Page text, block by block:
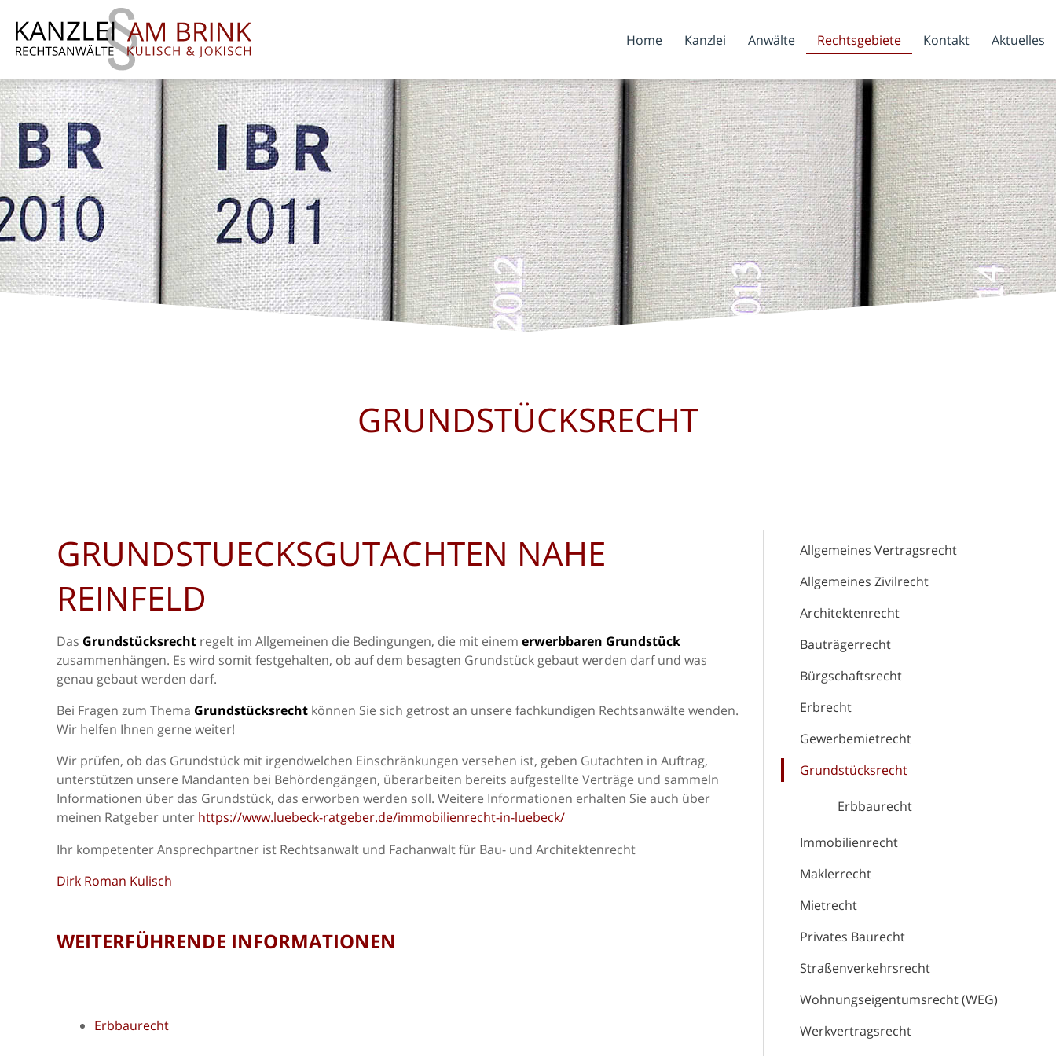
Home Kanzlei Anwälte Rechtsgebiete Kontakt Aktuelles
GRUNDSTÜCKSRECHT
Allgemeines Vertragsrecht
Allgemeines Zivilrecht
Architektenrecht
Bauträgerrecht
Bürgschaftsrecht
Erbrecht
Gewerbemietrecht
Grundstücksrecht
Erbbaurecht
Immobilienrecht
Maklerrecht
Mietrecht
Privates Baurecht
Straßenverkehrsrecht
Wohnungseigentumsrecht (WEG)
Werkvertragsrecht
GRUNDSTUECKSGUTACHTEN NAHE
REINFELD
Das Grundstücksrecht regelt im Allgemeinen die Bedingungen, die mit einem erwerbbaren Grundstück
zusammenhängen. Es wird somit festgehalten, ob auf dem besagten Grundstück gebaut werden darf und was
genau gebaut werden darf.
Bei Fragen zum Thema Grundstücksrecht können Sie sich getrost an unsere fachkundigen Rechtsanwälte wenden.
Wir helfen Ihnen gerne weiter!
Wir prüfen, ob das Grundstück mit irgendwelchen Einschränkungen versehen ist, geben Gutachten in Auftrag,
unterstützen unsere Mandanten bei Behördengängen, überarbeiten bereits aufgestellte Verträge und sammeln
Informationen über das Grundstück, das erworben werden soll. Weitere Informationen erhalten Sie auch über
meinen Ratgeber unter https://www.luebeck-ratgeber.de/immobilienrecht-in-luebeck/
Ihr kompetenter Ansprechpartner ist Rechtsanwalt und Fachanwalt für Bau- und Architektenrecht
Dirk Roman Kulisch
WEITERFÜHRENDE INFORMATIONEN
Erbbaurecht